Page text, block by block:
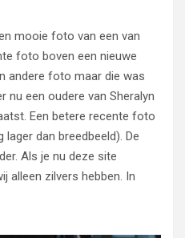
mooie foto van een van
foto boven een nieuwe
andere foto maar die was
nu een oudere van Sheralyn
Een betere recente foto
dan breedbeeld). De
Als je nu deze site
alleen zilvers hebben. In